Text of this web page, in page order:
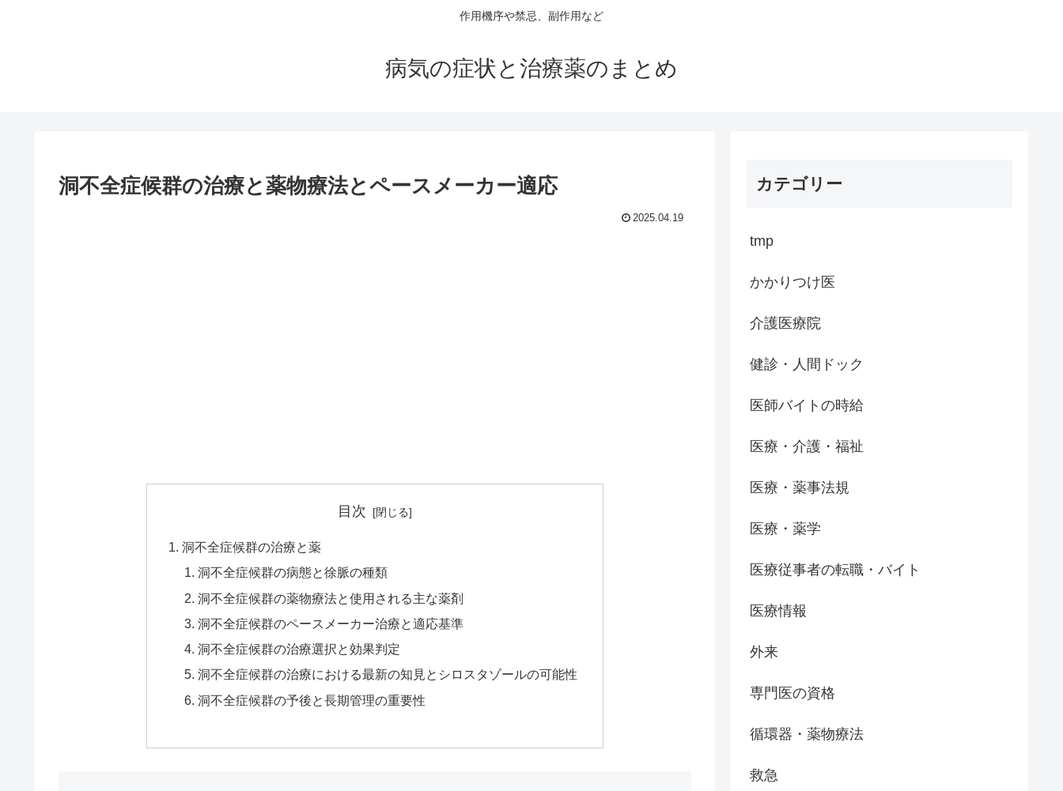
作用機序や禁忌、副作用など
病気の症状と治療薬のまとめ
洞不全症候群の治療と薬物療法とペースメーカー適応
2025.04.19
目次
洞不全症候群の治療と薬
洞不全症候群の病態と徐脈の種類
洞不全症候群の薬物療法と使用される主な薬剤
洞不全症候群のペースメーカー治療と適応基準
洞不全症候群の治療選択と効果判定
洞不全症候群の治療における最新の知見とシロスタゾールの可能性
洞不全症候群の予後と長期管理の重要性
カテゴリー
tmp
かかりつけ医
介護医療院
健診・人間ドック
医師バイトの時給
医療・介護・福祉
医療・薬事法規
医療・薬学
医療従事者の転職・バイト
医療情報
外来
専門医の資格
循環器・薬物療法
救急